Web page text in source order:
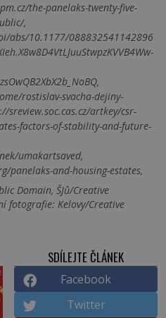
the-panelaks-twenty-five-
,
abs/10.1177/088832541142896
rostislav-svacha-dejiny-
sreview.soc.cas.cz/artkey/csr-
factors-of-stability-and-future-
umakartsaved,
panelaks-and-housing-estates,
Domain, ŠJů/Creative
fotografie: Kelovy/Creative
SDÍLEJTE ČLÁNEK
Facebook
Twitter